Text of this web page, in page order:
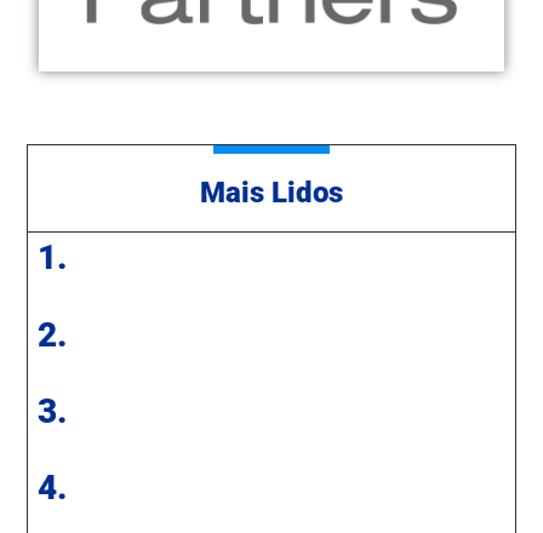
Mais Lidos
1.
2.
3.
4.